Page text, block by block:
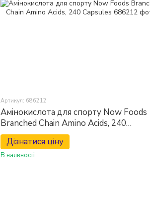
Артикул: 686212
Амінокислота для спорту Now Foods
Branched Chain Amino Acids, 240
Capsules
Дізнатися ціну
В наявності